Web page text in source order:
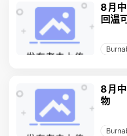
8月
回温
8月
物